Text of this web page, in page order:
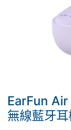
EarFun
無線藍牙